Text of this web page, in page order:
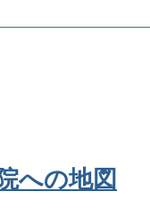
への地図